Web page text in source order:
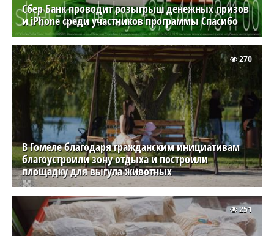
Сбер Банк проводит розыгрыш денежных призов
и iPhone среди участников программы Спасибо
В Гомеле благодаря гражданским инициативам
благоустроили зону отдыха и построили
площадку для выгула животных
270
251